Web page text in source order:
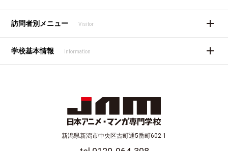
訪問者別メニュー Visitor
学校基本情報 Information
新潟県新潟市中央区古町通5番町602-1